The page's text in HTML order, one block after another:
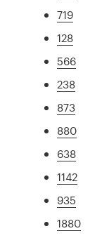
719
128
566
238
873
880
638
1142
935
1880